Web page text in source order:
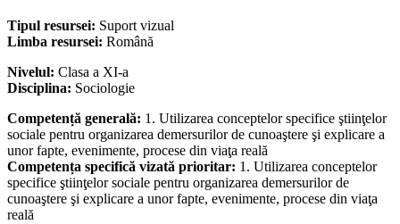
Tipul resursei: Suport vizual
Limba resursei: Română
Nivelul: Clasa a XI-a
Disciplina: Sociologie
Competență generală: 1. Utilizarea conceptelor specifice ştiinţelor
sociale pentru organizarea demersurilor de cunoaştere şi explicare a
unor fapte, evenimente, procese din viaţa reală
Competența specifică vizată prioritar: 1. Utilizarea conceptelor
specifice ştiinţelor sociale pentru organizarea demersurilor de
cunoaştere şi explicare a unor fapte, evenimente, procese din viaţa
reală